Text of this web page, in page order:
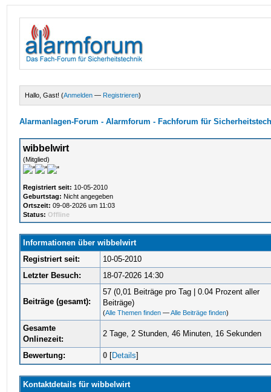
Hallo, Gast! (Anmelden — Registrieren)
Alarmanlagen-Forum - Alarmforum - Fachforum für
wibbelwirt
(Mitglied)
Registriert seit: 10-05-2010
Geburtstag: Nicht angegeben
Ortszeit: 09-08-2026 um 11:03
Status: Offline
Informationen über wibbelwirt
Registriert seit:
10-05-2010
Letzter Besuch:
18-07-2026 14:30
Beiträge (gesamt):
57 (0,01 Beiträge pro Tag | 0.04 Prozent aller
Beiträge)
(Alle Themen finden —Alle Beiträge finden)
Gesamte
Onlinezeit:
2 Tage, 2 Stunden, 46 Minuten, 16 Sekunden
Bewertung: 0 [Details]
Kontaktdetails für wibbelwirt